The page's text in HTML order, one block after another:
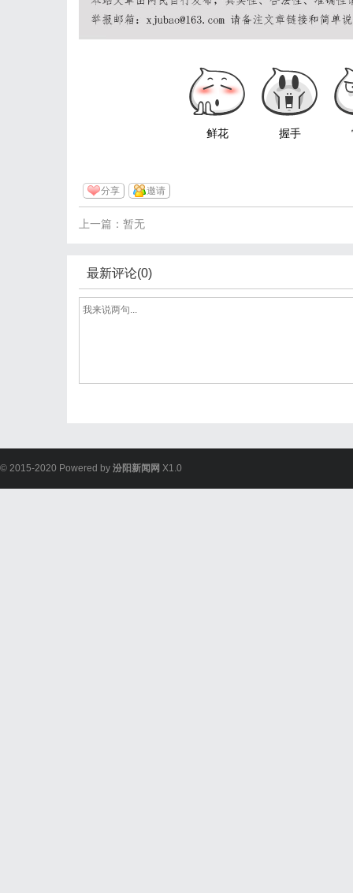
鲜花 握手
分享 邀请
上一篇：暂无
最新评论(0)
© 2015-2020 Powered by 汾阳新闻网 X1.0